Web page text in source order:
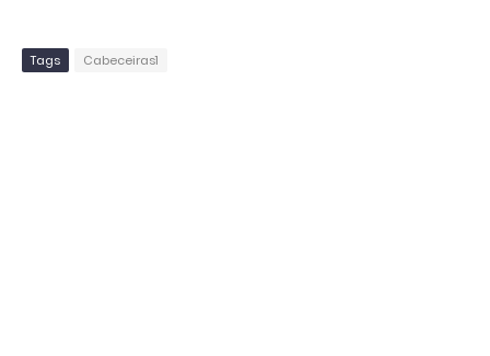
Tags Cabeceiras1